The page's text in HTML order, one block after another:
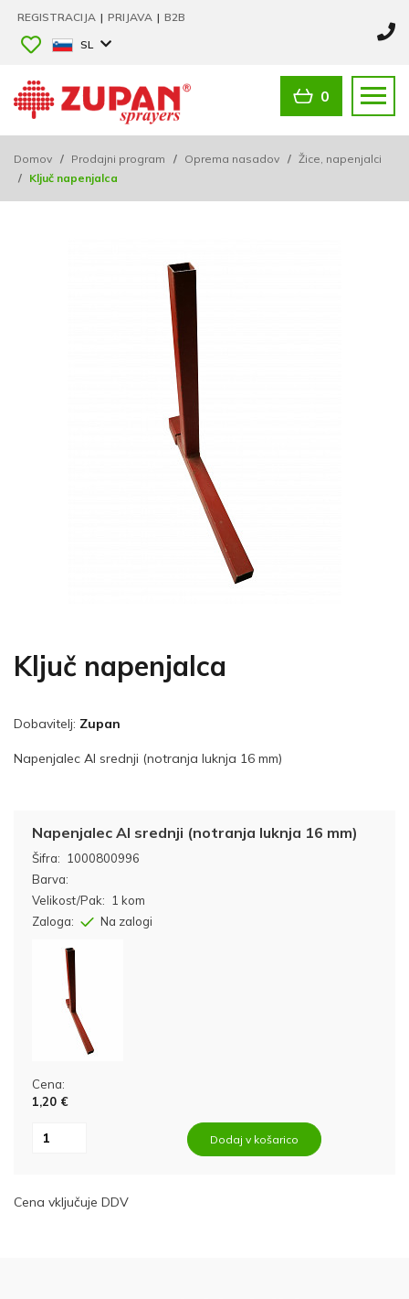
REGISTRACIJA | PRIJAVA | B2B
SL
0
Domov / Prodajni program / Oprema nasadov / Žice, napenjalci
/ Ključ napenjalca
Ključ napenjalca
Dobavitelj: Zupan
Napenjalec Al srednji (notranja luknja 16 mm)
Šifra: 1000800996
Napenjalec Al srednji (notranja luknja 16 mm)
Barva:
Velikost/Pak:
1 kom
Zaloga:
Na zalogi
Cena:
1,20 €
Dodaj v košarico
Cena vključuje DDV